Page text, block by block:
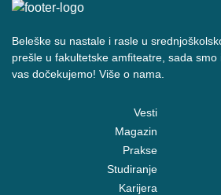
Beleške su nastale i rasle u
prešle u fakultetske amfiteatre, sada
vas dočekujemo! Više o nama.
Vesti
Magazin
Prakse
Studiranje
Karijera